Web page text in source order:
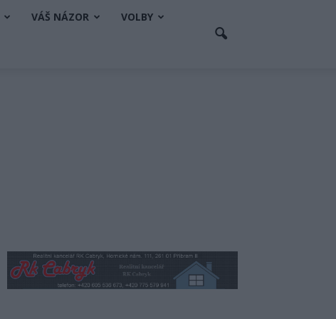
VÁŠ NÁZOR VOLBY